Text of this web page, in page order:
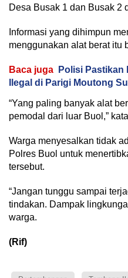
Desa Busak 1 dan Busak 2
Informasi yang dihimpun
menggunakan alat berat itu
Baca juga
Polisi Pastikan
Ilegal di Parigi Moutong
“Yang paling banyak alat
pemodal dari luar Buol,”
Warga menyesalkan tidak
Polres Buol untuk
tersebut.
“Jangan tunggu sampai
tindakan. Dampak
warga.
(Rif)